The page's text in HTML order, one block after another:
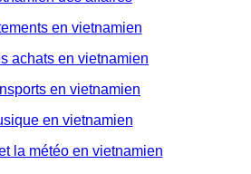
en vietnamien
achats en vietnamien
en vietnamien
en vietnamien
la météo en vietnamien